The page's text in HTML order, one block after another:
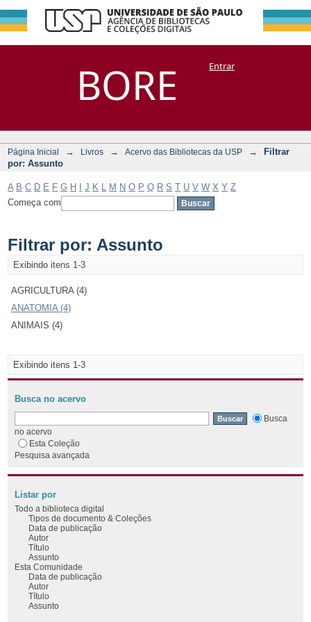
BORE
Filtrar por:
Assunto
DSpace/Manakin + CoriscoEntrar
Página Inicial → Livros → Acervo das Bibliotecas da USP →
Filtrar
por: Assunto
A B C D E F G H J K M N O P Q R S T U V W X Y Z
Começa com
Filtrar por: Assunto
Exibindo itens 1-3
AGRICULTURA (4)
ANATOMIA (4)
ANIMAIS (4)
Exibindo itens 1-3
Busca no acervo
Busca
no acervo
Esta Coleção
Pesquisa avançada
Listar por
Todo a biblioteca digital
Tipos de documento & Coleções
Data de publicação
Autor
Título
Assunto
Esta Comunidade
Data de publicação
Autor
Título
Assunto